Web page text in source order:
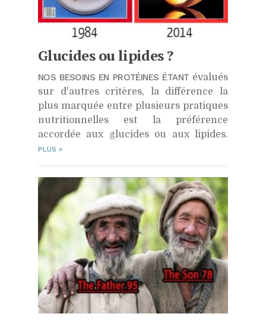
Glucides ou lipides ?
NOS BESOINS EN PROTÉINES ÉTANT évalués
sur d'autres critères, la différence la
plus marquée entre plusieurs pratiques
nutritionnelles est la préférence
accordée aux glucides ou aux lipides.
PLUS »